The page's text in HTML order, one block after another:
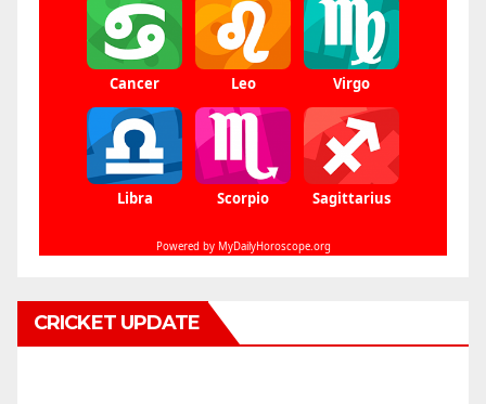
CRICKET UPDATE